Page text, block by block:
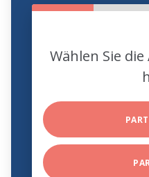
Wählen Sie